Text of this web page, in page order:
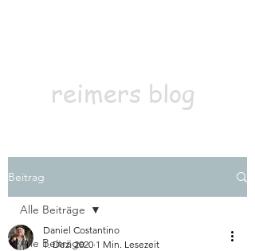
reimers blog
Beitrag
Alle Beiträge
Alle Beiträge
Daniel Costantino
1. Dez. 2020 1 Min. Lesezeit